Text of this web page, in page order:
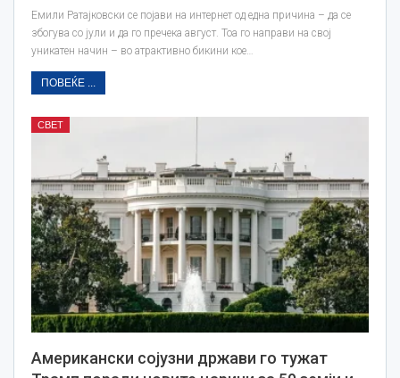
Емили Ратајковски се појави на интернет од една причина – да се
збогува со јули и да го пречека август. Тоа го направи на свој
уникатен начин – во атрактивно бикини кое…
ПОВЕЌЕ ...
СВЕТ
Американски сојузни држави го тужат